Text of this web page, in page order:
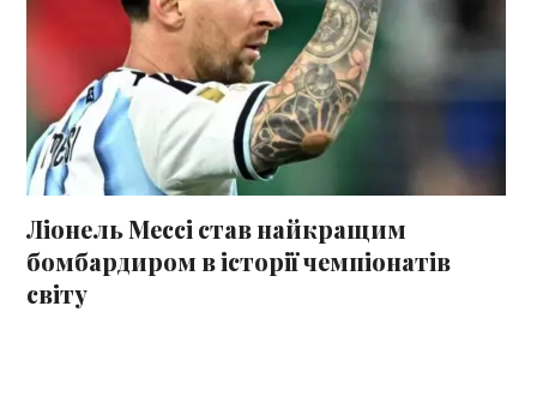
Ліонель Мессі став найкращим
бомбардиром в історії чемпіонатів
світу